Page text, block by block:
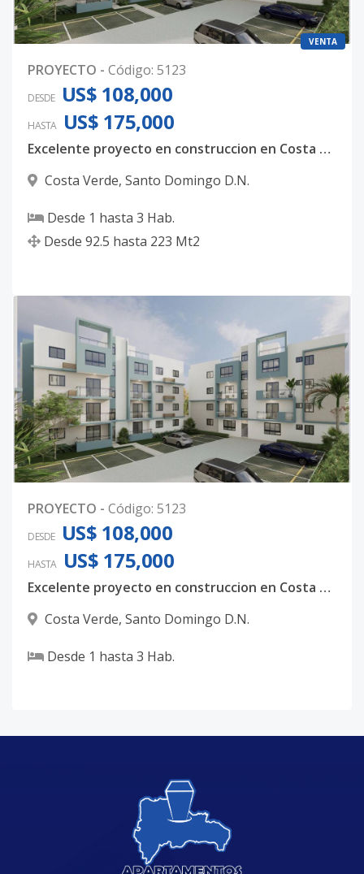
VENTA
PROYECTO - Código: 5123
DESDE US$ 108,000
HASTA US$ 175,000
Excelente proyecto en construccion en Costa Verde
Costa Verde, Santo Domingo D.N.
Desde 1 hasta 3 Hab.
Desde 92.5 hasta 223 Mt2
PROYECTO - Código: 5123
DESDE US$ 108,000
HASTA US$ 175,000
Excelente proyecto en construccion en Costa Verde
Costa Verde, Santo Domingo D.N.
Desde 1 hasta 3 Hab.